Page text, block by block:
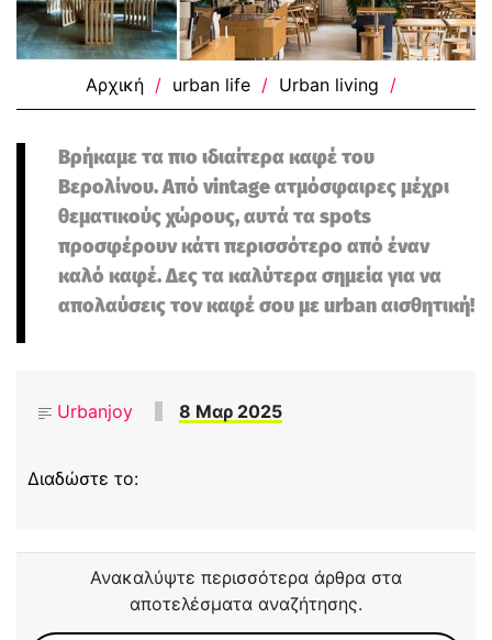
Αρχική / urban life / Urban living /
Βρήκαμε τα πιο ιδιαίτερα καφέ του
Βερολίνου. Από vintage ατμόσφαιρες μέχρι
θεματικούς χώρους, αυτά τα spots
προσφέρουν κάτι περισσότερο από έναν
καλό καφέ. Δες τα καλύτερα σημεία για να
απολαύσεις τον καφέ σου με urban αισθητική!
Urbanjoy 8 Μαρ 2025
Διαδώστε το:
Ανακαλύψτε περισσότερα άρθρα στα
αποτελέσματα αναζήτησης.